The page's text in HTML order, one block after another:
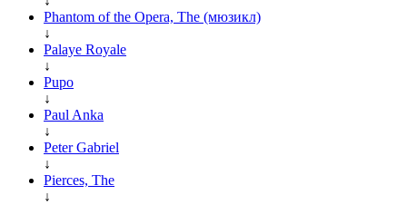
Phantom of the Opera, The (мюзикл)
↓
Palaye Royale
↓
Pupo
↓
Paul Anka
↓
Peter Gabriel
↓
Pierces, The
↓